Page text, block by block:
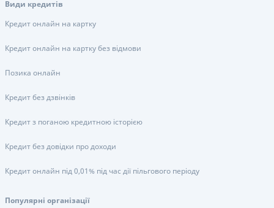
Види кредитів
Кредит онлайн на картку
Кредит онлайн на картку без відмови
Позика онлайн
Кредит без дзвінків
Кредит з поганою кредитною історією
Кредит без довідки про доходи
Кредит онлайн під 0,01% під час дії пільгового періоду
Популярні організації